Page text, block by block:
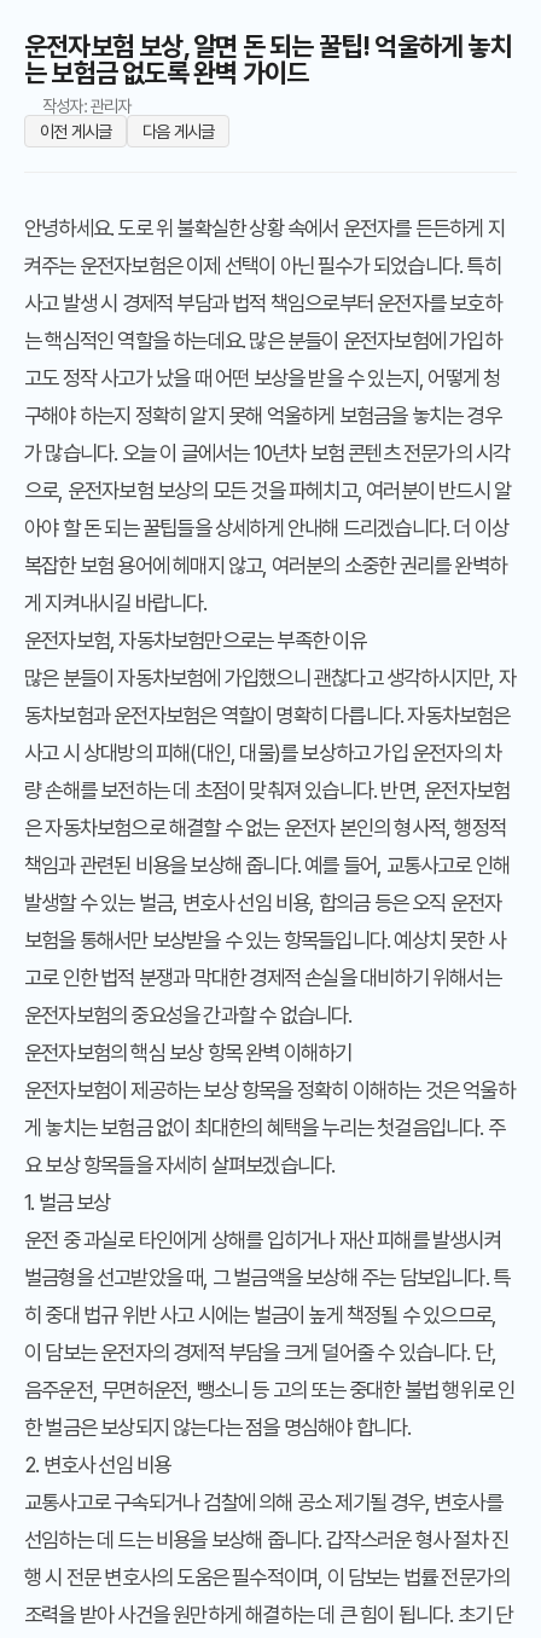
운전자보험 보상, 알면 돈 되는 꿀팁! 억울하게 놓치
는 보험금 없도록 완벽 가이드
작성자: 관리자
이전 게시글
다음 게시글
안녕하세요. 도로 위 불확실한 상황 속에서 운전자를 든든하게 지
켜주는 운전자보험은 이제 선택이 아닌 필수가 되었습니다. 특히
사고 발생 시 경제적 부담과 법적 책임으로부터 운전자를 보호하
는 핵심적인 역할을 하는데요. 많은 분들이 운전자보험에 가입하
고도 정작 사고가 났을 때 어떤 보상을 받을 수 있는지, 어떻게 청
구해야 하는지 정확히 알지 못해 억울하게 보험금을 놓치는 경우
가 많습니다. 오늘 이 글에서는 10년차 보험 콘텐츠 전문가의 시각
으로, 운전자보험 보상의 모든 것을 파헤치고, 여러분이 반드시 알
아야 할 돈 되는 꿀팁들을 상세하게 안내해 드리겠습니다. 더 이상
복잡한 보험 용어에 헤매지 않고, 여러분의 소중한 권리를 완벽하
게 지켜내시길 바랍니다.
운전자보험, 자동차보험만으로는 부족한 이유
많은 분들이 자동차보험에 가입했으니 괜찮다고 생각하시지만, 자
동차보험과 운전자보험은 역할이 명확히 다릅니다. 자동차보험은
사고 시 상대방의 피해(대인, 대물)를 보상하고 가입 운전자의 차
량 손해를 보전하는 데 초점이 맞춰져 있습니다. 반면, 운전자보험
은 자동차보험으로 해결할 수 없는 운전자 본인의 형사적, 행정적
책임과 관련된 비용을 보상해 줍니다. 예를 들어, 교통사고로 인해
발생할 수 있는 벌금, 변호사 선임 비용, 합의금 등은 오직 운전자
보험을 통해서만 보상받을 수 있는 항목들입니다. 예상치 못한 사
고로 인한 법적 분쟁과 막대한 경제적 손실을 대비하기 위해서는
운전자보험의 중요성을 간과할 수 없습니다.
운전자보험의 핵심 보상 항목 완벽 이해하기
운전자보험이 제공하는 보상 항목을 정확히 이해하는 것은 억울하
게 놓치는 보험금 없이 최대한의 혜택을 누리는 첫걸음입니다. 주
요 보상 항목들을 자세히 살펴보겠습니다.
1. 벌금 보상
운전 중 과실로 타인에게 상해를 입히거나 재산 피해를 발생시켜
벌금형을 선고받았을 때, 그 벌금액을 보상해 주는 담보입니다. 특
히 중대 법규 위반 사고 시에는 벌금이 높게 책정될 수 있으므로,
이 담보는 운전자의 경제적 부담을 크게 덜어줄 수 있습니다. 단,
음주운전, 무면허운전, 뺑소니 등 고의 또는 중대한 불법 행위로 인
한 벌금은 보상되지 않는다는 점을 명심해야 합니다.
2. 변호사 선임 비용
교통사고로 구속되거나 검찰에 의해 공소 제기될 경우, 변호사를
선임하는 데 드는 비용을 보상해 줍니다. 갑작스러운 형사 절차 진
행 시 전문 변호사의 도움은 필수적이며, 이 담보는 법률 전문가의
조력을 받아 사건을 원만하게 해결하는 데 큰 힘이 됩니다. 초기 단